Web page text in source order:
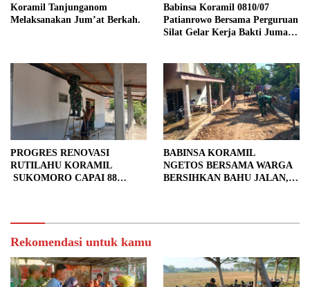
Koramil Tanjunganom
Melaksanakan Jum’at Berkah.
Babinsa Koramil 0810/07
Patianrowo Bersama Perguruan
Silat Gelar Kerja Bakti Jumat
PROGRES RENOVASI
RUTILAHU KORAMIL
SUKOMORO CAPAI 88
BABINSA KORAMIL
NGETOS BERSAMA WARGA
BERSIHKAN BAHU JALAN,
Rekomendasi untuk kamu